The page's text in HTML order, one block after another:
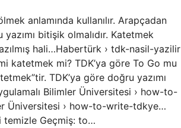
anlamında kullanılır. Arapçadan
bitişik olmalıdır. Katetmek
hali…Habertürk › tdk-nasil-yazilir
katetmek mi? TDK’ya göre To Go mu
TDK’ya göre doğru yazımı
Bilimler Üniversitesi › how-to-
Üniversitesi › how-to-write-tdkye…
temizle Geçmiş: to…